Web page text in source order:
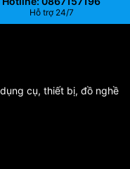
Hỗ trợ 24/7
cụ, thiết bị, đồ nghề